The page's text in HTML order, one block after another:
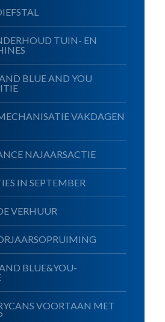
TUIN- EN
BLUE AND YOU
VAKDAGEN
NAJAARSACTIE
IN SEPTEMBER
VERHUUR
BLUE&YOU-
VOORTAAN MET